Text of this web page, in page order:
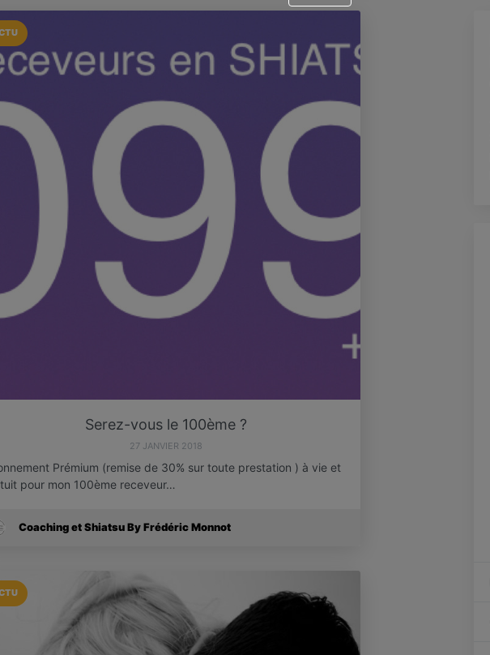
Serez-vous le 100ème ?
27 JANVIER 2018
Prémium (remise de 30% sur toute prestation ) à vie et
pour mon 100ème receveur…
Coaching et Shiatsu By Frédéric Monnot